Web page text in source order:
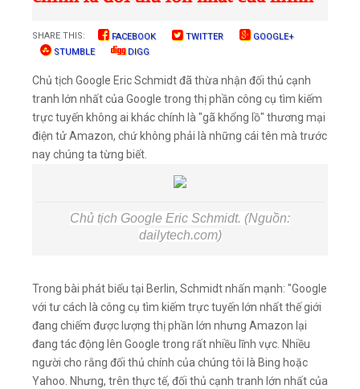
SHARE THIS: FACEBOOK TWITTER
GOOGLE+
STUMBLE
DIGG
Chủ tịch Google Eric Schmidt đã thừa nhận đối thủ cạnh
tranh lớn nhất của Google trong thị phần công cụ tìm kiếm
trực tuyến không ai khác chính là "gã khổng lồ" thương mại
điện tử Amazon, chứ không phải là những cái tên mà trước
nay chúng ta từng biết.
Chủ tịch Google Eric Schmidt. (Nguồn:
dailytech.com)
Trong bài phát biểu tại Berlin, Schmidt nhấn mạnh: "Google
với tư cách là công cụ tìm kiếm trực tuyến lớn nhất thế giới
đang chiếm được lượng thị phần lớn nhưng Amazon lại
đang tác động lên Google trong rất nhiều lĩnh vực. Nhiều
người cho rằng đối thủ chính của chúng tôi là Bing hoặc
Yahoo. Nhưng, trên thực tế, đối thủ cạnh tranh lớn nhất của